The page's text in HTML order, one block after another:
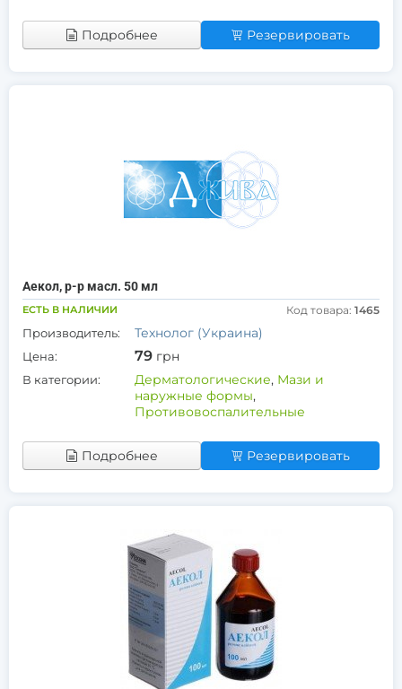
Подробнее Резервировать
Аекол, р-р масл. 50 мл
ЕСТЬ В НАЛИЧИИ Код товара: 1465
Производитель: Технолог (Украина)
Цена: 79 грн
В категории: Дерматологические, Мази и
наружные формы,
Противовоспалительные
Подробнее Резервировать